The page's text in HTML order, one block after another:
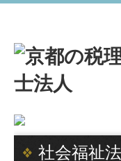
HOME
事務所概要
社会福祉